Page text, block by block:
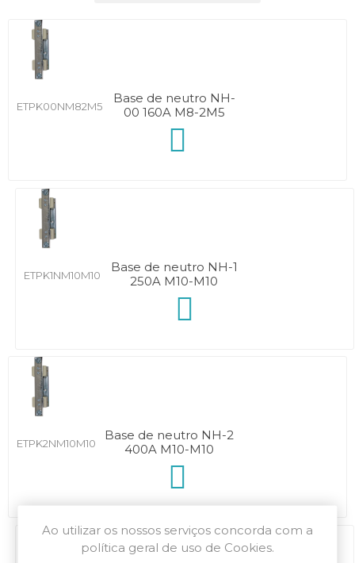
ETPK00NM82M5
Base de neutro NH-
00 160A M8-2M5
ETPK1NM10M10
Base de neutro NH-1
250A M10-M10
ETPK2NM10M10
Base de neutro NH-2
400A M10-M10
Ao utilizar os nossos serviços concorda com a
política geral de uso de Cookies.